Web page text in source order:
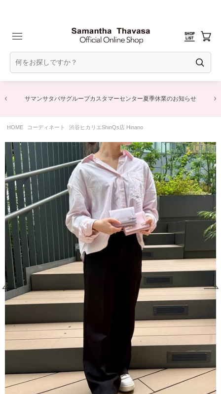
サマンサタバサグループカスタマーセンター夏季休業のお知らせ
HOME コーディネート 渋谷ヒカリエShinQs店 Hinano